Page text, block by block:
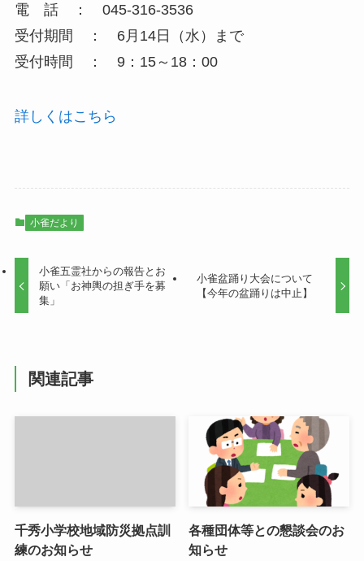
電 話 ： 045-316-3536
受付期間 ： 6月14日（水）まで
受付時間 ： 9：15～18：00
詳しくはこちら
小雀だより
小雀五霊社からの報告とお
願い「お神輿の担ぎ手を募
集」
小雀盆踊り大会について
【今年の盆踊りは中止】
関連記事
千秀小学校地域防災拠点訓
練のお知らせ
各種団体等との懇談会のお
知らせ